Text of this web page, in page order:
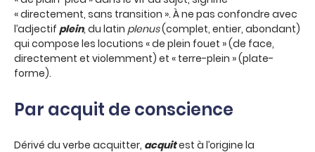
« directement, sans transition ». À ne pas confondre avec
l’adjectif plein, du latin plenus(complet, entier, abondant)
qui compose les locutions « de plein fouet » (de face,
directement et violemment) et « terre-plein » (plate-
forme).
Par acquit de conscience
Dérivé du verbe acquitter, acquitest à l’origine la